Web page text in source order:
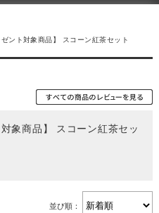
ント対象商品】 スコーン紅茶セット
象商品】 スコーン紅茶セッ
並び順：